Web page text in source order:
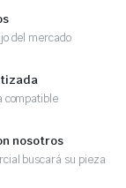
del mercado
compatible
nosotros
buscará su pieza